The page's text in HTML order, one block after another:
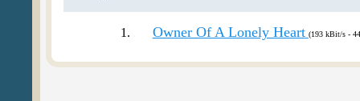
1. Owner Of A Lonely Heart (193 kBit/s -